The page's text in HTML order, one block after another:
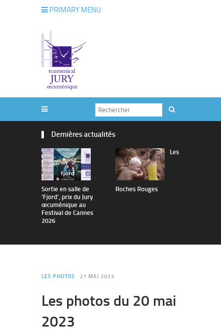
PRIMARY MENU
Dernières actualités
Sortie en salle de
’Fjord’, prix du Jury
œcuménique au
Festival de Cannes
2026
Les
Roches Rouges
LES PHOTOS 21 MAI 2023
Les photos du 20 mai
2023